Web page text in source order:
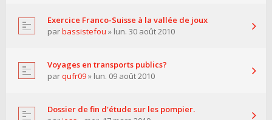
Exercice Franco-Suisse à la vallée de joux
parbassistefou » lun. 30 août 2010
Voyages en transports publics?
parqufr09» lun. 09 août 2010
Dossier de fin d'étude sur les pompier.